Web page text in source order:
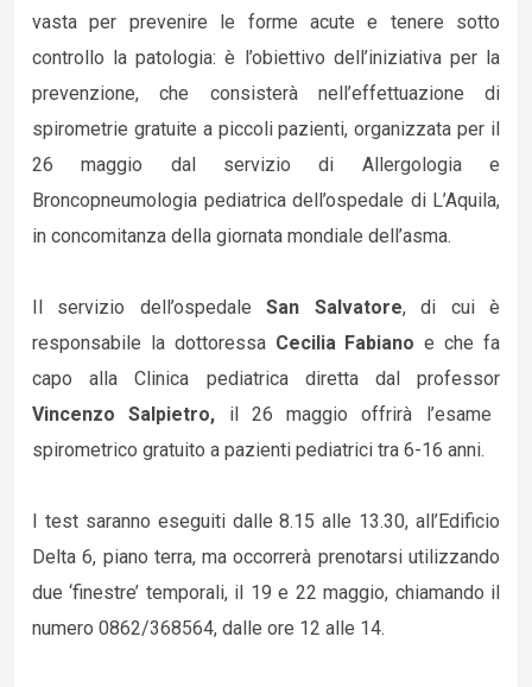
vasta per prevenire le forme acute e tenere sotto
controllo la patologia: è l’obiettivo dell’iniziativa per la
prevenzione, che consisterà nell’effettuazione di
spirometrie gratuite a piccoli pazienti, organizzata per il
26 maggio dal servizio di Allergologia e
Broncopneumologia pediatrica dell’ospedale di L’Aquila,
in concomitanza della giornata mondiale dell’asma.
Il servizio dell’ospedaleSan Salvatore, di cui è
responsabile la dottoressa Cecilia Fabiano e che fa
capo alla Clinica pediatrica diretta dal professor
Vincenzo Salpietro, il 26 maggio offrirà l’esame
spirometrico gratuito a pazienti pediatrici tra 6-16 anni.
I test saranno eseguiti dalle 8.15 alle 13.30, all’Edificio
Delta 6, piano terra, ma occorrerà prenotarsi utilizzando
due ‘finestre’ temporali, il 19 e 22 maggio, chiamando il
numero 0862/368564, dalle ore 12 alle 14.